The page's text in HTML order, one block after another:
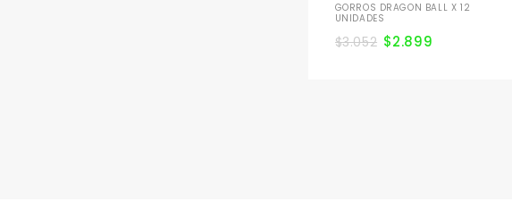
GORROS DRAGON BALL X 12
UNIDADES
$3.052 $2.899